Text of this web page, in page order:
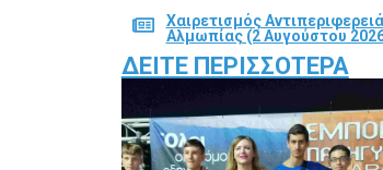
Χαιρετισμός
Αλμωπίας (2 Αυγούστου
ΔΕΊΤΕ ΠΕΡΙΣΣΌΤΕΡΑ